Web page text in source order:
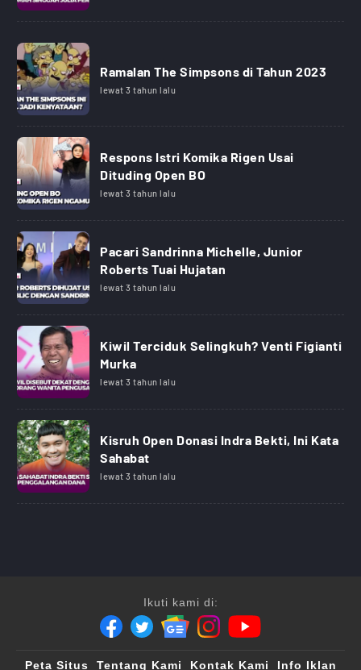
Ramalan The Simpsons di Tahun 2023
lewat 3 tahun lalu
Respons Istri Komika Rigen Usai
Dituding Open BO
lewat 3 tahun lalu
Pacari Sandrinna Michelle, Junior
Roberts Tuai Hujatan
lewat 3 tahun lalu
Kiwil Terciduk Selingkuh? Venti Figianti
Murka
lewat 3 tahun lalu
Kisruh Open Donasi Indra Bekti, Ini Kata
Sahabat
lewat 3 tahun lalu
Ikuti kami di:
Peta Situs Tentang Kami Kontak Kami Info Iklan